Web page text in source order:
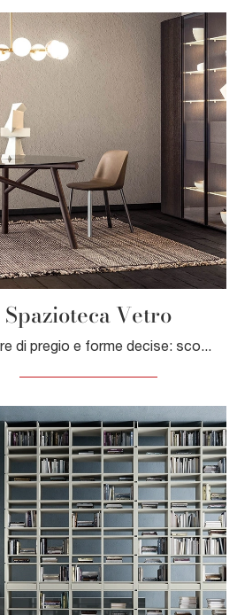
Spazioteca Vetro
Texture di pregio e forme decise: scopri la libreria Spazioteca Vetro di Pianca tra le più originali Librerie moderne a muro.